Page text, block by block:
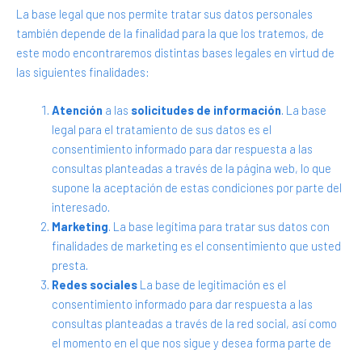
La base legal que nos permite tratar sus datos personales
también depende de la finalidad para la que los tratemos, de
este modo encontraremos distintas bases legales en virtud de
las siguientes finalidades:
Atención a las solicitudes de información. La base
legal para el tratamiento de sus datos es el
consentimiento informado para dar respuesta a las
consultas planteadas a través de la página web, lo que
supone la aceptación de estas condiciones por parte del
interesado.
Marketing. La base legítima para tratar sus datos con
finalidades de marketing es el consentimiento que usted
presta.
Redes socialesLa base de legitimación es el
consentimiento informado para dar respuesta a las
consultas planteadas a través de la red social, así como
el momento en el que nos sigue y desea forma parte de